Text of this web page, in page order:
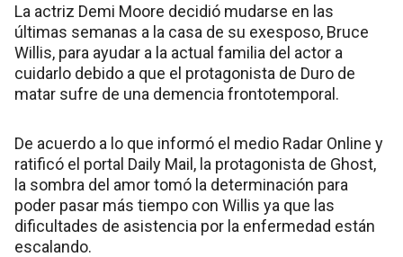
La actriz Demi Moore decidió mudarse en las
últimas semanas a la casa de su exesposo, Bruce
Willis, para ayudar a la actual familia del actor a
cuidarlo debido a que el protagonista de Duro de
matar sufre de una demencia frontotemporal.
De acuerdo a lo que informó el medio Radar Online y
ratificó el portal Daily Mail, la protagonista de Ghost,
la sombra del amor tomó la determinación para
poder pasar más tiempo con Willis ya que las
dificultades de asistencia por la enfermedad están
escalando.